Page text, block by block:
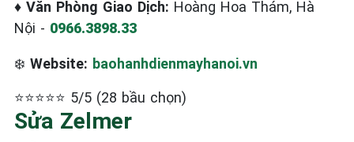
♦ Văn Phòng Giao Dịch: Hoàng Hoa Thám, Hà
Nội - 0966.3898.33
❄️ Website: baohanhdienmayhanoi.vn
⭐⭐⭐⭐⭐ 5/5 (28 bầu chọn)
Sửa Zelmer